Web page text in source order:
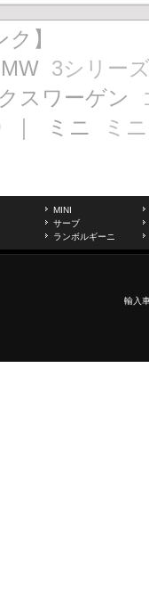
】
3シリー
スワーゲン
｜ ミニ ミニ
MINI
サーブ
ランボルギーニ
輸入